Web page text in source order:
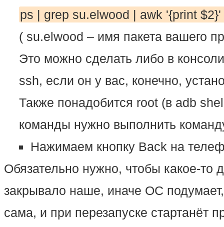
ps | grep su.elwood | awk '{print
( su.elwood – имя пакета вашего
Это можно сделать либо в
ssh, если он у вас, конечно,
Также понадобится root (в adb
команды нужно выполнить
Нажимаем кнопку Back на
Обязательно нужно, чтобы какое-то
закрывало наше, иначе ОС
сама, и при перезапуске стартанёт